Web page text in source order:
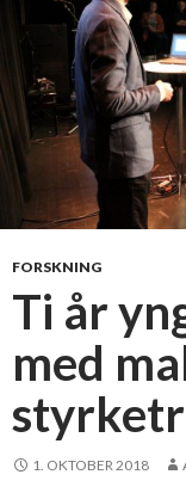
FORSKNING
Ti år
med
1. OKTOBER 2018